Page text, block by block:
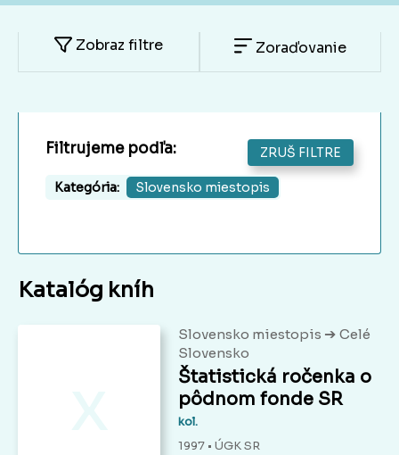
Zobraz filtre Zoraďovanie
Filtrujeme podľa: ZRUŠ FILTRE
Kategória: Slovensko miestopis
Katalóg kníh
Slovensko miestopis ➔ Celé
Slovensko
Štatistická ročenka o
pôdnom fonde SR
kol.
1997 • ÚGK SR